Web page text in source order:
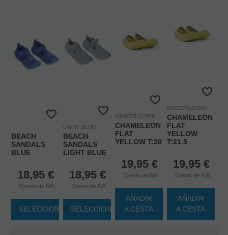
BEACH
SANDALS
BLUE
18,95 €
Exento de IVA
SELECCIONAR
LIGHT BLUE
BEACH
SANDALS
LIGHT BLUE
18,95 €
Exento de IVA
SELECCIONAR
8809579152958
CHAMELEON
FLAT
YELLOW T:20
19,95 €
Exento de IVA
AÑADIR
A CESTA
8809579152965
CHAMELEON
FLAT
YELLOW
T:21.5
19,95 €
Exento de IVA
AÑADIR
A CESTA